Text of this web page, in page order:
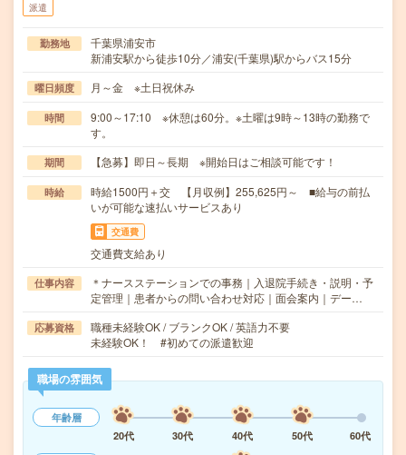
派遣
勤務地
千葉県浦安市
新浦安駅から徒歩10分／浦安(千葉県)駅からバス15分
曜日頻度 月～金 ※土日祝休み
時間
9:00～17:10 ※休憩は60分。※土曜は9時～13時の勤務で
す。
期間 【急募】即日～長期 ※開始日はご相談可能です！
時給
時給1500円＋交 【月収例】255,625円～ ■給与の前払
いが可能な速払いサービスあり
交通費
交通費支給あり
仕事内容
＊ナースステーションでの事務｜入退院手続き・説明・予
定管理｜患者からの問い合わせ対応｜面会案内｜デー…
応募資格
職種未経験OK / ブランクOK / 英語力不要
未経験OK！ #初めての派遣歓迎
職場の雰囲気
年齢層
20代
30代 40代 50代
60代